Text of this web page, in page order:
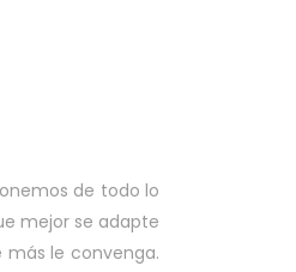
de todo lo
mejor se adapte
le convenga.